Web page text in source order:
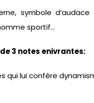
symbole d’audace
sportif…
3 notes enivrantes:
qui lui confère